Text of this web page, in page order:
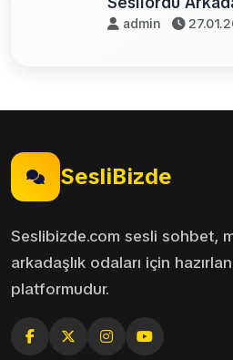
admin
SesliBizde
Seslibizde.com sesli sohbet,
arkadaşlık odaları için
platformudur.